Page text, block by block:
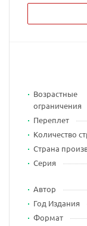
Возрастные
ограничения
Переплет
Количество
Страна
Серия
Автор
Год Издания
Формат